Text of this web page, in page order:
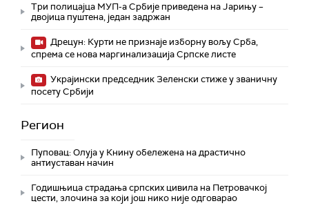
Три полицајца МУП-а Србије приведена на Јарињу –
двојица пуштена, један задржан
Дрецун: Курти не признаје изборну вољу Срба,
спрема се нова маргинализација Српске листе
Украјински председник Зеленски стиже у званичну
посету Србији
Регион
Пуповац: Олуја у Книну обележена на драстично
антиуставан начин
Годишњица страдања српских цивила на Петровачкој
цести, злочина за који још нико није одговарао